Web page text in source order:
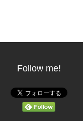
Follow me!